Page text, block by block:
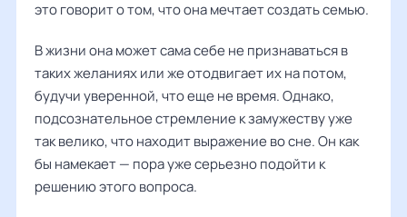
это говорит о том, что она мечтает создать семью.
В жизни она может сама себе не признаваться в
таких желаниях или же отодвигает их на потом,
будучи уверенной, что еще не время. Однако,
подсознательное стремление к замужеству уже
так велико, что находит выражение во сне. Он как
бы намекает — пора уже серьезно подойти к
решению этого вопроса.